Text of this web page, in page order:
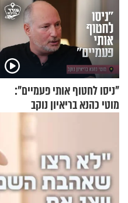
"ניסו לחטוף אותי פעמיים":
מוטי כהנא בריאיון נוקב